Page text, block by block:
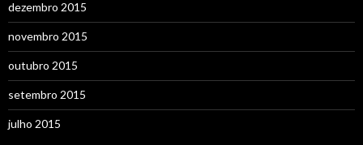
dezembro 2015
novembro 2015
outubro 2015
setembro 2015
julho 2015